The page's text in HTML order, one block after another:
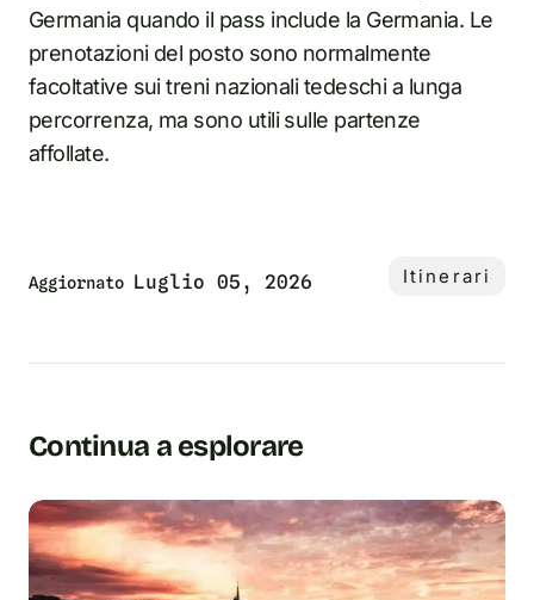
Germania quando il pass include la Germania. Le
prenotazioni del posto sono normalmente
facoltative sui treni nazionali tedeschi a lunga
percorrenza, ma sono utili sulle partenze
affollate.
Aggiornato Luglio 05, 2026 Itinerari
Continua a esplorare